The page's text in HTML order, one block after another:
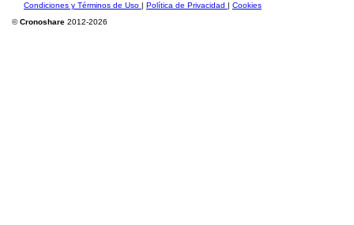
Condiciones y Términos de Uso | Política de Privacidad | Cookies
©Cronoshare 2012-2026